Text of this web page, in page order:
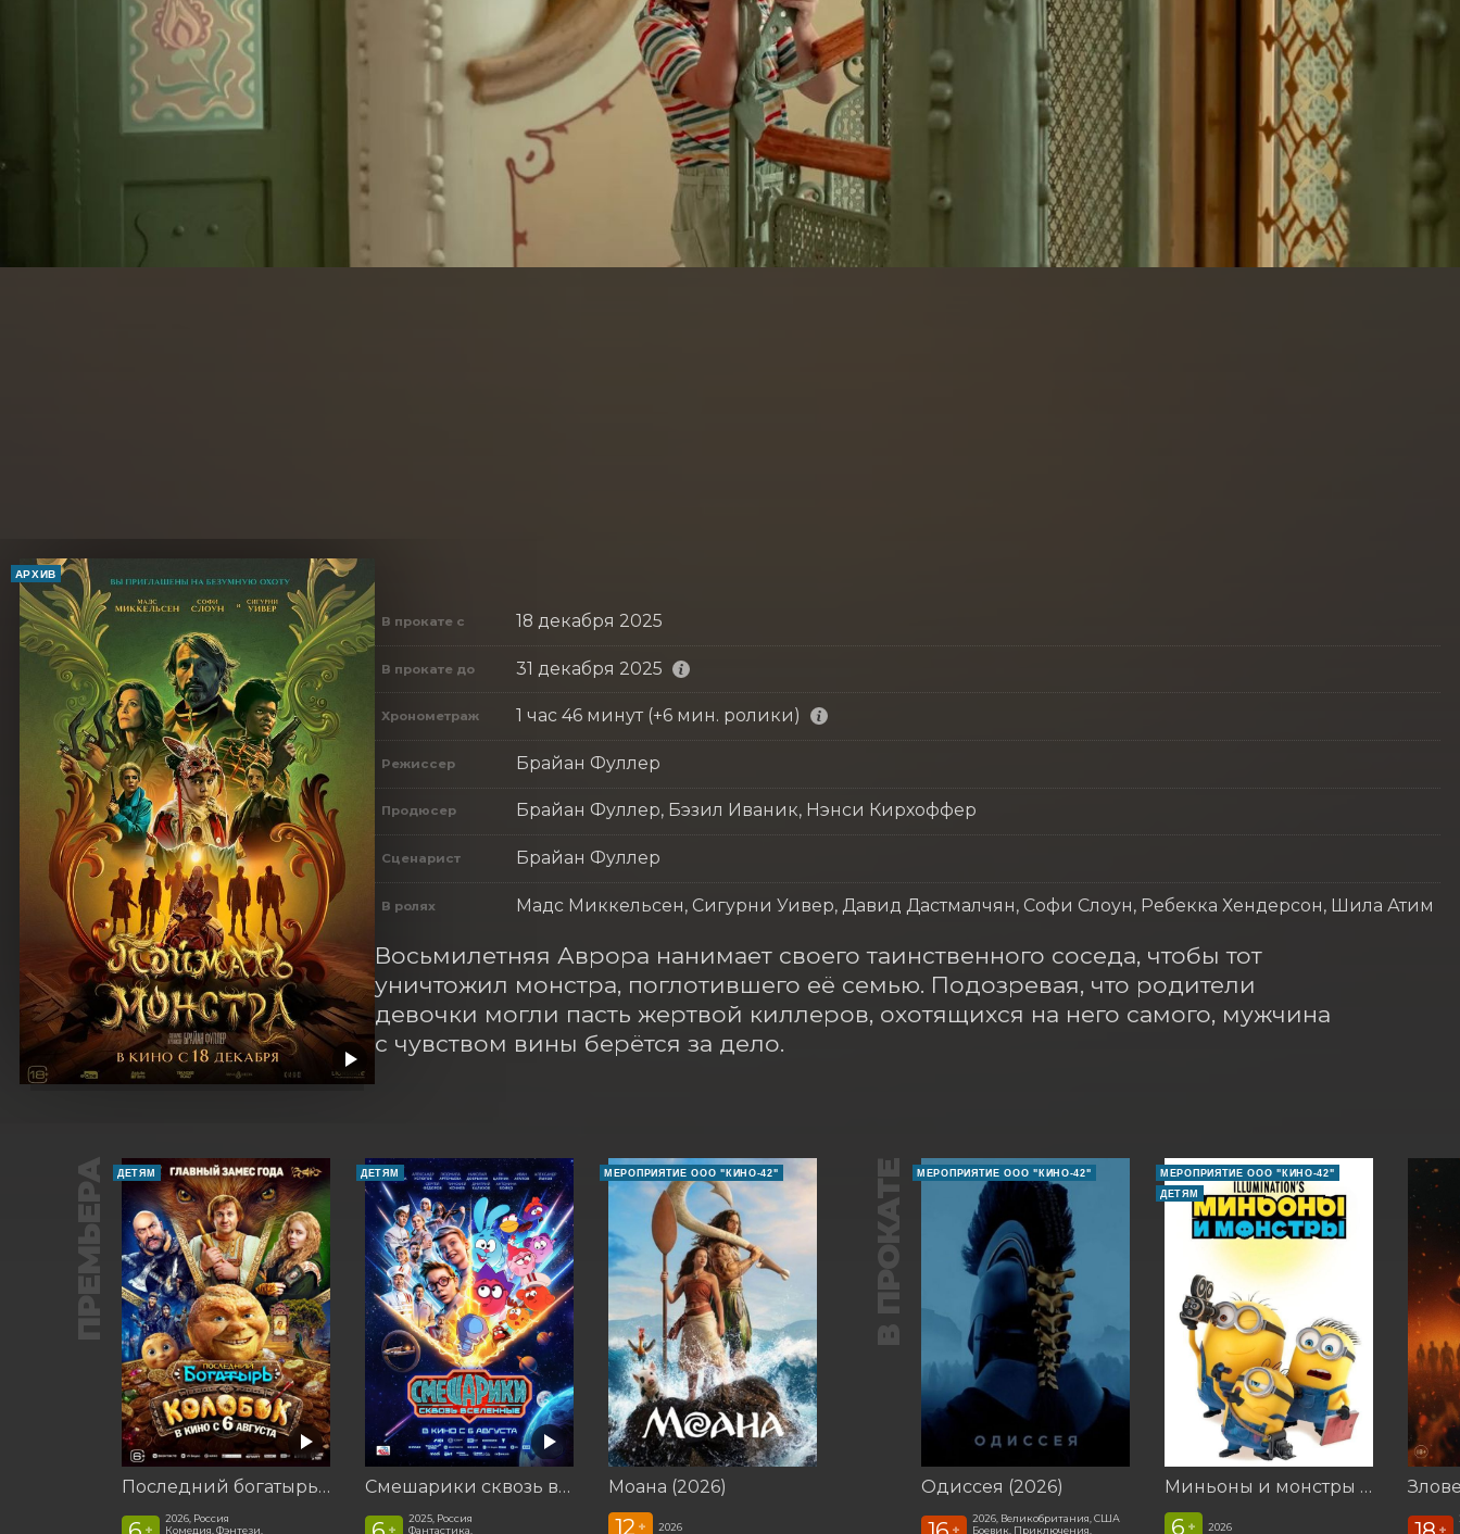
АРХИВ
В прокате с 18 декабря 2025
В прокате до 31 декабря 2025
Хронометраж 1 час 46 минут (+6 мин. ролики)
Режиссер Брайан Фуллер
Продюсер Брайан Фуллер, Бэзил Иваник, Нэнси Кирхоффер
Сценарист Брайан Фуллер
В ролях Мадс Миккельсен, Сигурни Уивер, Давид Дастмалчян, Софи Слоун, Ребекка Хендерсон, Шила Атим
Восьмилетняя Аврора нанимает своего таинственного соседа, чтобы тот
уничтожил монстра, поглотившего её семью. Подозревая, что родители
девочки могли пасть жертвой киллеров, охотящихся на него самого, мужчина
с чувством вины берётся за дело.
ПРЕМЬЕРА ДЕТЯМ
Последний богатырь. Колобок
+
2026, Россия
Комедия, Фэнтези,
ДЕТЯМ
Смешарики сквозь вселенные
+
2025, Россия
Фантастика,
МЕРОПРИЯТИЕ ООО "КИНО-42"
Моана (2026)
12 + 2026
В ПРОКАТЕ МЕРОПРИЯТИЕ ООО "КИНО-42"
Одиссея (2026)
+
2026, Великобритания, США
Боевик, Приключения,
МЕРОПРИЯТИЕ ООО "КИНО-42"
ДЕТЯМ
Миньоны и монстры (2026)
6 + 2026 +